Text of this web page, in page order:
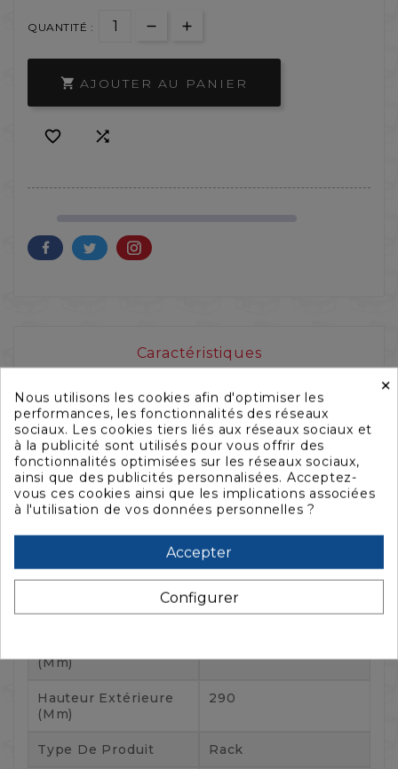
QUANTITÉ :
 AJOUTER AU PANIER
 
Caractéristiques
Référence : HG-SUPERV303UM6
Longueur Extérieure
(mm)
1062
(mm)
Hauteur Extérieure
(mm)
290
Type De Produit Rack
×
Nous utilisons les cookies afin d'optimiser les
performances, les fonctionnalités des réseaux
sociaux. Les cookies tiers liés aux réseaux sociaux et
à la publicité sont utilisés pour vous offrir des
fonctionnalités optimisées sur les réseaux sociaux,
ainsi que des publicités personnalisées. Acceptez-
vous ces cookies ainsi que les implications associées
à l'utilisation de vos données personnelles ?
Accepter
Configurer